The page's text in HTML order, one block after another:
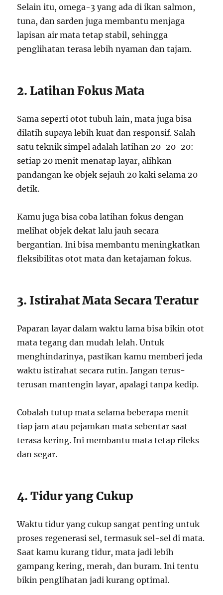
Selain itu, omega-3 yang ada di ikan salmon,
tuna, dan sarden juga membantu menjaga
lapisan air mata tetap stabil, sehingga
penglihatan terasa lebih nyaman dan tajam.
2. Latihan Fokus Mata
Sama seperti otot tubuh lain, mata juga bisa
dilatih supaya lebih kuat dan responsif. Salah
satu teknik simpel adalah latihan 20-20-20:
setiap 20 menit menatap layar, alihkan
pandangan ke objek sejauh 20 kaki selama 20
detik.
Kamu juga bisa coba latihan fokus dengan
melihat objek dekat lalu jauh secara
bergantian. Ini bisa membantu meningkatkan
fleksibilitas otot mata dan ketajaman fokus.
3. Istirahat Mata Secara Teratur
Paparan layar dalam waktu lama bisa bikin otot
mata tegang dan mudah lelah. Untuk
menghindarinya, pastikan kamu memberi jeda
waktu istirahat secara rutin. Jangan terus-
terusan mantengin layar, apalagi tanpa kedip.
Cobalah tutup mata selama beberapa menit
tiap jam atau pejamkan mata sebentar saat
terasa kering. Ini membantu mata tetap rileks
dan segar.
4. Tidur yang Cukup
Waktu tidur yang cukup sangat penting untuk
proses regenerasi sel, termasuk sel-sel di mata.
Saat kamu kurang tidur, mata jadi lebih
gampang kering, merah, dan buram. Ini tentu
bikin penglihatan jadi kurang optimal.